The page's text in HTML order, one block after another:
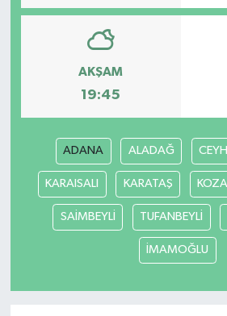
AKŞAM
19:45
ADANA ALADAĞ
KARAISALI KARATAŞ
SAİMBEYLİ TUFANBEYLİ
İMAMOĞLU